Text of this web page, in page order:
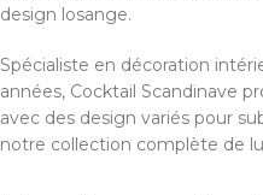
design losange.
Spécialiste en décoration
années, Cocktail Scandinave
avec des design variés pour
notre collection complète de